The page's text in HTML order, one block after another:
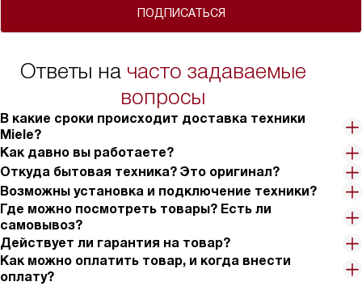
ПОДПИСАТЬСЯ
Ответы на часто задаваемые
вопросы
В какие сроки происходит доставка техники
Miele?
Как давно вы работаете?
Откуда бытовая техника? Это оригинал?
Возможны установка и подключение техники?
Где можно посмотреть товары? Есть ли
самовывоз?
Действует ли гарантия на товар?
Как можно оплатить товар, и когда внести
оплату?